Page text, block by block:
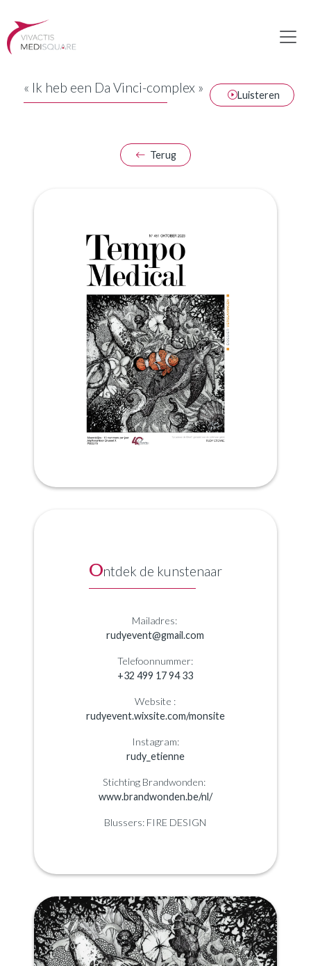
« Ik heb een Da Vinci-complex » Luisteren
Terug
Ontdek de kunstenaar
Mailadres:
rudyevent@gmail.com
Telefoonnummer:
+32 499 17 94 33
Website :
rudyevent.wixsite.com/monsite
Instagram:
rudy_etienne
Stichting Brandwonden:
www.brandwonden.be/nl/
Blussers: FIRE DESIGN